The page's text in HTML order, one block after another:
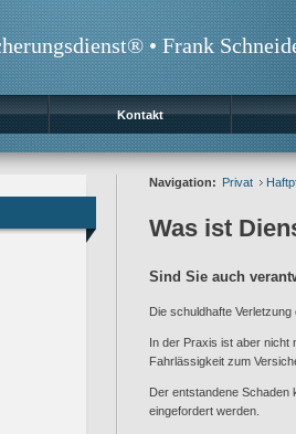
• Frank
Kontakt
Navigation: Privat
Was ist
Sind Sie auch
Die schuldhafte
In der Praxis ist aber nicht
Fahrlässigkeit zum
Der entstandene Schaden
eingefordert werden.